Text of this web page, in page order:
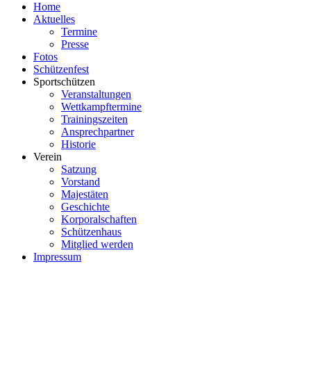
Home
Aktuelles
Termine
Presse
Fotos
Schützenfest
Sportschützen
Veranstaltungen
Wettkampftermine
Trainingszeiten
Ansprechpartner
Historie
Verein
Satzung
Vorstand
Majestäten
Geschichte
Korporalschaften
Schützenhaus
Mitglied werden
Impressum